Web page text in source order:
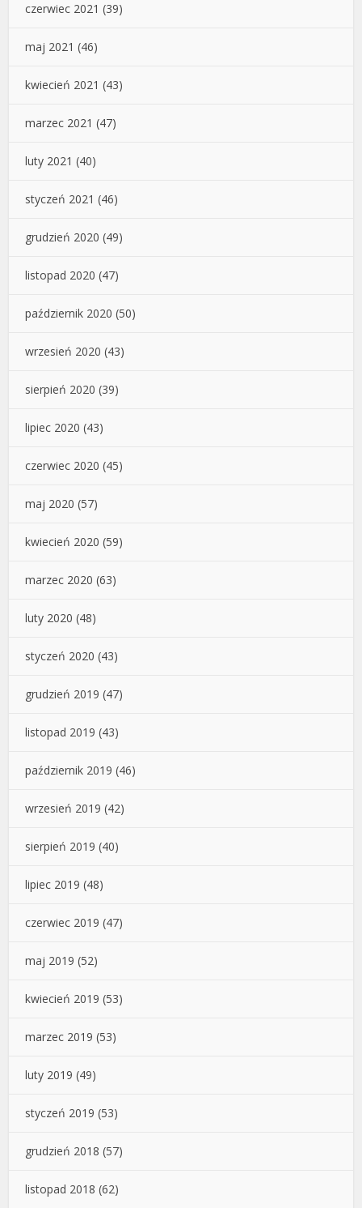
czerwiec 2021 (39)
maj 2021 (46)
kwiecień 2021 (43)
marzec 2021 (47)
luty 2021 (40)
styczeń 2021 (46)
grudzień 2020 (49)
listopad 2020 (47)
październik 2020 (50)
wrzesień 2020 (43)
sierpień 2020 (39)
lipiec 2020 (43)
czerwiec 2020 (45)
maj 2020 (57)
kwiecień 2020 (59)
marzec 2020 (63)
luty 2020 (48)
styczeń 2020 (43)
grudzień 2019 (47)
listopad 2019 (43)
październik 2019 (46)
wrzesień 2019 (42)
sierpień 2019 (40)
lipiec 2019 (48)
czerwiec 2019 (47)
maj 2019 (52)
kwiecień 2019 (53)
marzec 2019 (53)
luty 2019 (49)
styczeń 2019 (53)
grudzień 2018 (57)
listopad 2018 (62)